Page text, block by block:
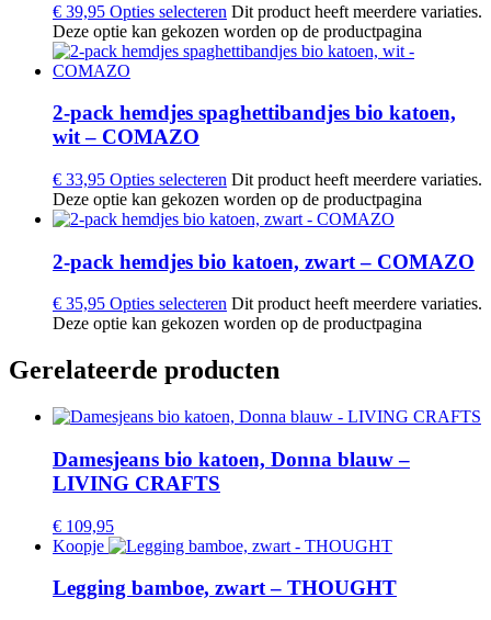
€ 39,95 Opties selecteren Dit product heeft meerdere variaties.
Deze optie kan gekozen worden op de productpagina
2-pack hemdjes spaghettibandjes bio katoen,
wit – COMAZO
€ 33,95 Opties selecteren Dit product heeft meerdere variaties.
Deze optie kan gekozen worden op de productpagina
2-pack hemdjes bio katoen, zwart – COMAZO
€ 35,95 Opties selecteren Dit product heeft meerdere variaties.
Deze optie kan gekozen worden op de productpagina
Gerelateerde producten
Damesjeans bio katoen, Donna blauw –
LIVING CRAFTS
€ 109,95
Koopje
Legging bamboe, zwart – THOUGHT